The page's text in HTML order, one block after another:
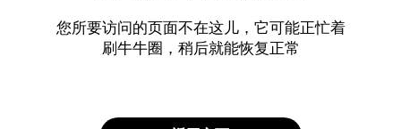
您所要访问的页面不在这儿，它可能正忙着
刷牛牛圈，稍后就能恢复正常